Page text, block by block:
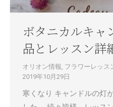
ボタニカルキャ
品とレッスン詳
オリオン情報, フラワーレッス
2019年10月29日
寒くなり キャンドルの灯